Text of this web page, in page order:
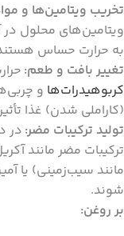
تخریب ویتامین‌ها و
به حرارت حساس
تغییر بافت و طعم:
کربوهیدرات‌ها و
(کاراملی شدن) غذا
تولید ترکیبات مضر: در
ترکیبات مضر مانند
مانند سیب‌زمینی) یا
شوند.
بر روغن: